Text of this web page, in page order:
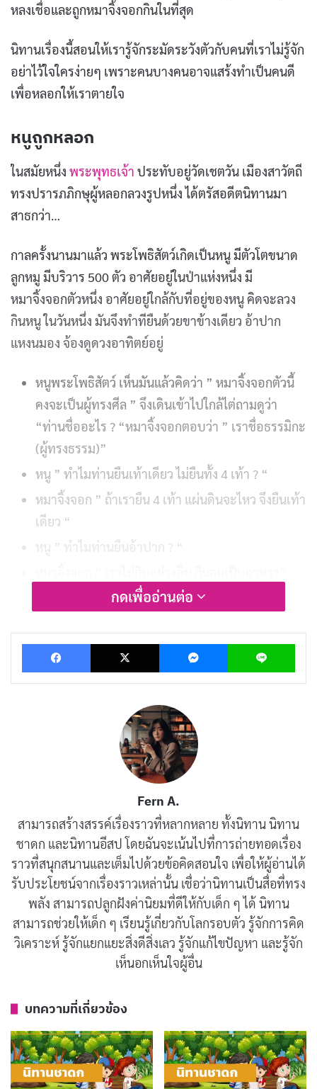
หลงเชื่อและถูกหมาจิ้งจอกกินในที่สุด
นิทานเรื่องนี้สอนให้เรารู้จักระมัดระวังตัวกับคนที่เราไม่รู้จัก
อย่าไว้ใจใครง่ายๆ เพราะคนบางคนอาจแสร้งทำเป็นคนดี
เพื่อหลอกให้เราตายใจ
หนูถูกหลอก
ในสมัยหนึ่ง พระพุทธเจ้า ประทับอยู่วัดเชตวัน เมืองสาวัตถี
ทรงปรารภภิกษุผู้หลอกลวงรูปหนึ่ง ได้ตรัสอดีตนิทานมา
สาธกว่า…
กาลครั้งนานมาแล้ว พระโพธิสัตว์เกิดเป็นหนู มีตัวโตขนาด
ลูกหมู มีบริวาร 500 ตัว อาศัยอยู่ในป่าแห่งหนึ่ง มี
หมาจิ้งจอกตัวหนึ่ง อาศัยอยู่ใกล้กับที่อยู่ของหนู คิดจะลวง
กินหนู ในวันหนึ่ง มันจึงทำทียืนด้วยขาข้างเดียว อ้าปาก
แหงนมอง จ้องดูดวงอาทิตย์อยู่
หนูพระโพธิสัตว์ เห็นมันแล้วคิดว่า ” หมาจิ้งจอกตัวนี้
คงจะเป็นผู้ทรงศีล ” จึงเดินเข้าไปใกล้ไต่ถามดูว่า
“ท่านชื่ออะไร ? “หมาจิ้งจอกตอบว่า ” เราชื่อธรรมิกะ
(ผู้ทรงธรรม)”
หนู ” ทำไมท่านยืนเท้าเดียว ไม่ยืนทั้ง 4 เท้า ? “
หมาจิ้งจอก ” ถ้าเรายืน 4 เท้า แผ่นดินจะไหว จึงยืนเท้า
เดียว “
หนู ” ทำไมท่านยืนอ้าปาก ? “
หนู ” ทำไมท่านจ้องดูดวงอาทิตย์ ? “
หนูเชื่อว่าหมาจิ้งจอกว่าเป็นผู้ทรงศีล จึงพากันบำรุงมันอยู่
ฝ่ายหมาจิ้งจอกก็จับหนูตัวสุดท้ายกินเป็นอาหารทุกวัน กิน
เสร็จก็เช็ดปากยืนต่อ เป็นเช่นนี้เรื่อยมาจนหนูลดน้อยลง
นิทานชาดก : หนูถูกหลอก
นิทานชาดก : ไก่ขันไม่เป็นเวลา
มิถุนายน 15, 2019
นิทานชาดก : นกกระจาบเจ้าปัญญา
มิถุนายน 15, 2019
นิทานชาดก : ตายเพราะปาก
วันหนึ่ง หนูโพธิสัตว์คิดจะตรวจดูว่าหนูบริวารหายไปไหน จึง
ไปบำรุงหมาจิ้งจอกเป็นตัวสุดท้าย พอได้โอกาสหมาจิ้งจอก
กดเพื่ออ่านต่อ
Facebook X Messenger Line
Fern A.
สามารถสร้างสรรค์เรื่องราวที่หลากหลาย ทั้งนิทาน นิทาน
ชาดก และนิทานอีสป โดยฉันจะเน้นไปที่การถ่ายทอดเรื่อง
ราวที่สนุกสนานและเต็มไปด้วยข้อคิดสอนใจ เพื่อให้ผู้อ่านได้
รับประโยชน์จากเรื่องราวเหล่านั้น เชื่อว่านิทานเป็นสื่อที่ทรง
พลัง สามารถปลูกฝังค่านิยมที่ดีให้กับเด็ก ๆ ได้ นิทาน
สามารถช่วยให้เด็ก ๆ เรียนรู้เกี่ยวกับโลกรอบตัว รู้จักการคิด
วิเคราะห์ รู้จักแยกแยะสิ่งดีสิ่งเลว รู้จักแก้ไขปัญหา และรู้จัก
เห็นอกเห็นใจผู้อื่น
บทความที่เกี่ยวข้อง